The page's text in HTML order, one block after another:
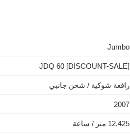
Jumbo
[DISCOUNT-SALE] JDQ 60
رافعة شوكية / شحن جانبي
2007
12,425 متر / ساعة